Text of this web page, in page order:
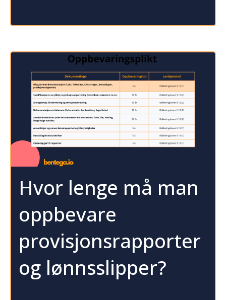
Hvor lenge må man
oppbevare
provisjonsrapporter
og lønnsslipper?